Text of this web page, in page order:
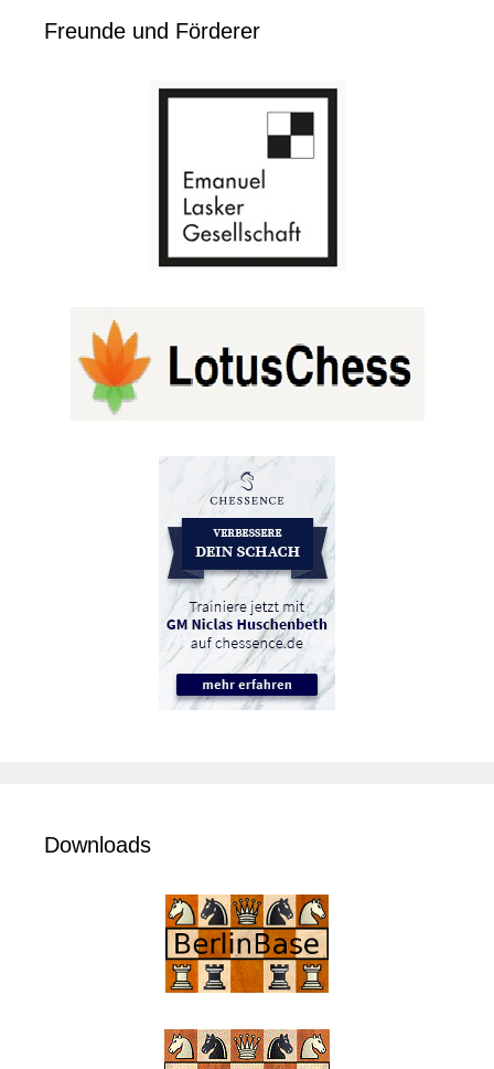
Freunde und Förderer
Downloads